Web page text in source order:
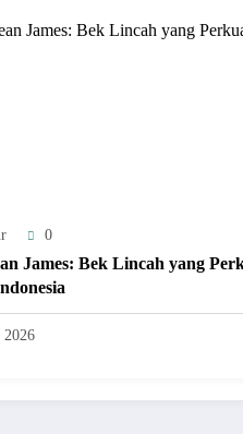
0
James: Bek Lincah yang